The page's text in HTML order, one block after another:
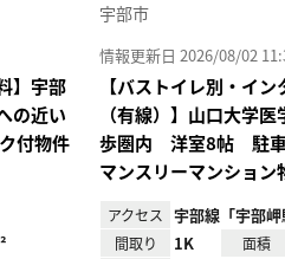
】宇部
の近い
付物件
宇部市
情報更新日 2026/08/02
【バストイレ別・イ
（有線）】山口大学
歩圏内 洋室8帖 駐
マンスリーマンショ
アクセス 宇部線「宇部岬
間取り 1K 面積